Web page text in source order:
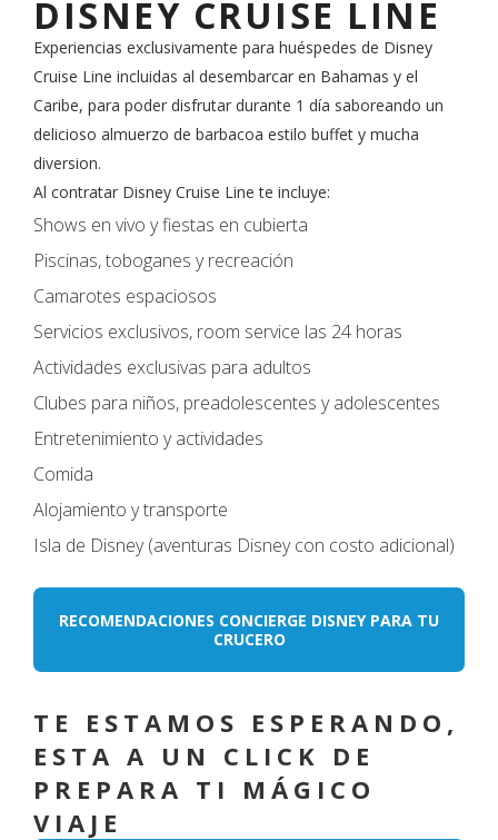
DISNEY CRUISE LINE
Experiencias exclusivamente para huéspedes de Disney
Cruise Line incluidas al desembarcar en Bahamas y el
Caribe, para poder disfrutar durante 1 día saboreando un
delicioso almuerzo de barbacoa estilo buffet y mucha
diversion.
Al contratar Disney Cruise Line te incluye:
Shows en vivo y fiestas en cubierta
Piscinas, toboganes y recreación
Camarotes espaciosos
Servicios exclusivos, room service las 24 horas
Actividades exclusivas para adultos
Clubes para niños, preadolescentes y adolescentes
Entretenimiento y actividades
Comida
Alojamiento y transporte
Isla de Disney (aventuras Disney con costo adicional)
RECOMENDACIONES CONCIERGE DISNEY PARA TU
CRUCERO
TE ESTAMOS ESPERANDO,
ESTA A UN CLICK DE
PREPARA TI MÁGICO
VIAJE